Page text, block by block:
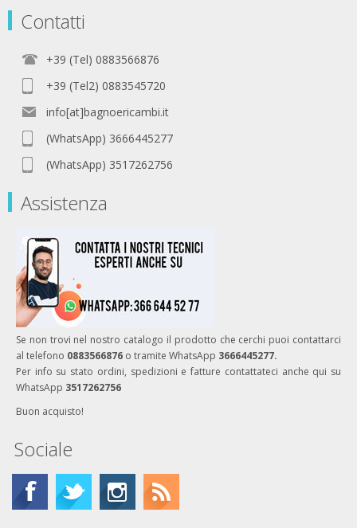
Contatti
+39 (Tel) 0883566876
+39 (Tel2) 0883545720
info[at]bagnoericambi.it
(WhatsApp) 3666445277
(WhatsApp) 3517262756
Assistenza
Se non trovi nel nostro catalogo il prodotto che cerchi puoi contattarci
al telefono 0883566876 o tramite WhatsApp 3666445277.
Per info su stato ordini, spedizioni e fatture contattateci anche qui su
WhatsApp 3517262756
Buon acquisto!
Sociale